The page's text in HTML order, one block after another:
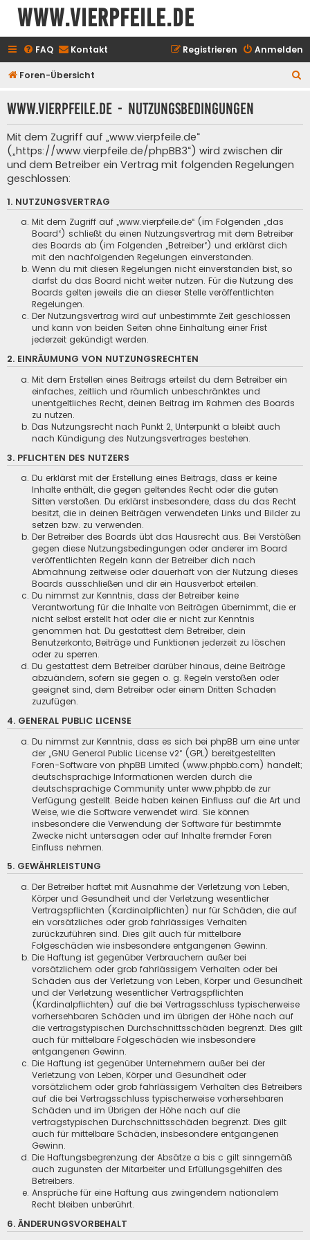
www.vierpfeile.de
FAQ Kontakt Anmelden
Registrieren
Foren-Übersicht
h
www.vierpfeile.de - Nutzungsbedingungen
Mit dem Zugriff auf „www.vierpfeile.de“
(„https://www.vierpfeile.de/phpBB3“) wird zwischen dir
und dem Betreiber ein Vertrag mit folgenden Regelungen
geschlossen:
1. NUTZUNGSVERTRAG
Mit dem Zugriff auf „www.vierpfeile.de“ (im Folgenden „das
Board“) schließt du einen Nutzungsvertrag mit dem Betreiber
des Boards ab (im Folgenden „Betreiber“) und erklärst dich
mit den nachfolgenden Regelungen einverstanden.
Wenn du mit diesen Regelungen nicht einverstanden bist, so
darfst du das Board nicht weiter nutzen. Für die Nutzung des
Boards gelten jeweils die an dieser Stelle veröffentlichten
Regelungen.
Der Nutzungsvertrag wird auf unbestimmte Zeit geschlossen
und kann von beiden Seiten ohne Einhaltung einer Frist
jederzeit gekündigt werden.
2. EINRÄUMUNG VON NUTZUNGSRECHTEN
Mit dem Erstellen eines Beitrags erteilst du dem Betreiber ein
einfaches, zeitlich und räumlich unbeschränktes und
unentgeltliches Recht, deinen Beitrag im Rahmen des Boards
zu nutzen.
Das Nutzungsrecht nach Punkt 2, Unterpunkt a bleibt auch
nach Kündigung des Nutzungsvertrages bestehen.
3. PFLICHTEN DES NUTZERS
Du erklärst mit der Erstellung eines Beitrags, dass er keine
Inhalte enthält, die gegen geltendes Recht oder die guten
Sitten verstoßen. Du erklärst insbesondere, dass du das Recht
besitzt, die in deinen Beiträgen verwendeten Links und Bilder zu
setzen bzw. zu verwenden.
Der Betreiber des Boards übt das Hausrecht aus. Bei Verstößen
gegen diese Nutzungsbedingungen oder anderer im Board
veröffentlichten Regeln kann der Betreiber dich nach
Abmahnung zeitweise oder dauerhaft von der Nutzung dieses
Boards ausschließen und dir ein Hausverbot erteilen.
Du nimmst zur Kenntnis, dass der Betreiber keine
Verantwortung für die Inhalte von Beiträgen übernimmt, die er
nicht selbst erstellt hat oder die er nicht zur Kenntnis
genommen hat. Du gestattest dem Betreiber, dein
Benutzerkonto, Beiträge und Funktionen jederzeit zu löschen
oder zu sperren.
Du gestattest dem Betreiber darüber hinaus, deine Beiträge
abzuändern, sofern sie gegen o. g. Regeln verstoßen oder
geeignet sind, dem Betreiber oder einem Dritten Schaden
zuzufügen.
4. GENERAL PUBLIC LICENSE
Du nimmst zur Kenntnis, dass es sich bei phpBB um eine unter
der „GNU General Public License v2“ (GPL) bereitgestellten
Foren-Software von phpBB Limited (www.phpbb.com) handelt;
deutschsprachige Informationen werden durch die
deutschsprachige Community unter www.phpbb.de zur
Verfügung gestellt. Beide haben keinen Einfluss auf die Art und
Weise, wie die Software verwendet wird. Sie können
insbesondere die Verwendung der Software für bestimmte
Zwecke nicht untersagen oder auf Inhalte fremder Foren
Einfluss nehmen.
5. GEWÄHRLEISTUNG
Der Betreiber haftet mit Ausnahme der Verletzung von Leben,
Körper und Gesundheit und der Verletzung wesentlicher
Vertragspflichten (Kardinalpflichten) nur für Schäden, die auf
ein vorsätzliches oder grob fahrlässiges Verhalten
zurückzuführen sind. Dies gilt auch für mittelbare
Folgeschäden wie insbesondere entgangenen Gewinn.
Die Haftung ist gegenüber Verbrauchern außer bei
vorsätzlichem oder grob fahrlässigem Verhalten oder bei
Schäden aus der Verletzung von Leben, Körper und Gesundheit
und der Verletzung wesentlicher Vertragspflichten
(Kardinalpflichten) auf die bei Vertragsschluss typischerweise
vorhersehbaren Schäden und im übrigen der Höhe nach auf
die vertragstypischen Durchschnittsschäden begrenzt. Dies gilt
auch für mittelbare Folgeschäden wie insbesondere
entgangenen Gewinn.
Die Haftung ist gegenüber Unternehmern außer bei der
Verletzung von Leben, Körper und Gesundheit oder
vorsätzlichem oder grob fahrlässigem Verhalten des Betreibers
auf die bei Vertragsschluss typischerweise vorhersehbaren
Schäden und im Übrigen der Höhe nach auf die
vertragstypischen Durchschnittsschäden begrenzt. Dies gilt
auch für mittelbare Schäden, insbesondere entgangenen
Gewinn.
Die Haftungsbegrenzung der Absätze a bis c gilt sinngemäß
auch zugunsten der Mitarbeiter und Erfüllungsgehilfen des
Betreibers.
Ansprüche für eine Haftung aus zwingendem nationalem
Recht bleiben unberührt.
6. ÄNDERUNGSVORBEHALT